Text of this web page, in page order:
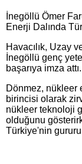
İnegöllü Ömer
Enerji Dalında
Havacılık, Uzay
İnegöllü genç
başarıya imza attı.
Dönmez, nükleer
birincisi olarak
nükleer teknoloji
olduğunu
Türkiye'nin